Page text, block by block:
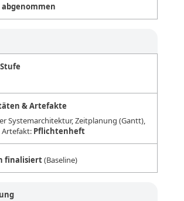
Systemarchitektur, Zeitplanung (Gantt),
Artefakt: Pflichtenheft
finalisiert(Baseline)